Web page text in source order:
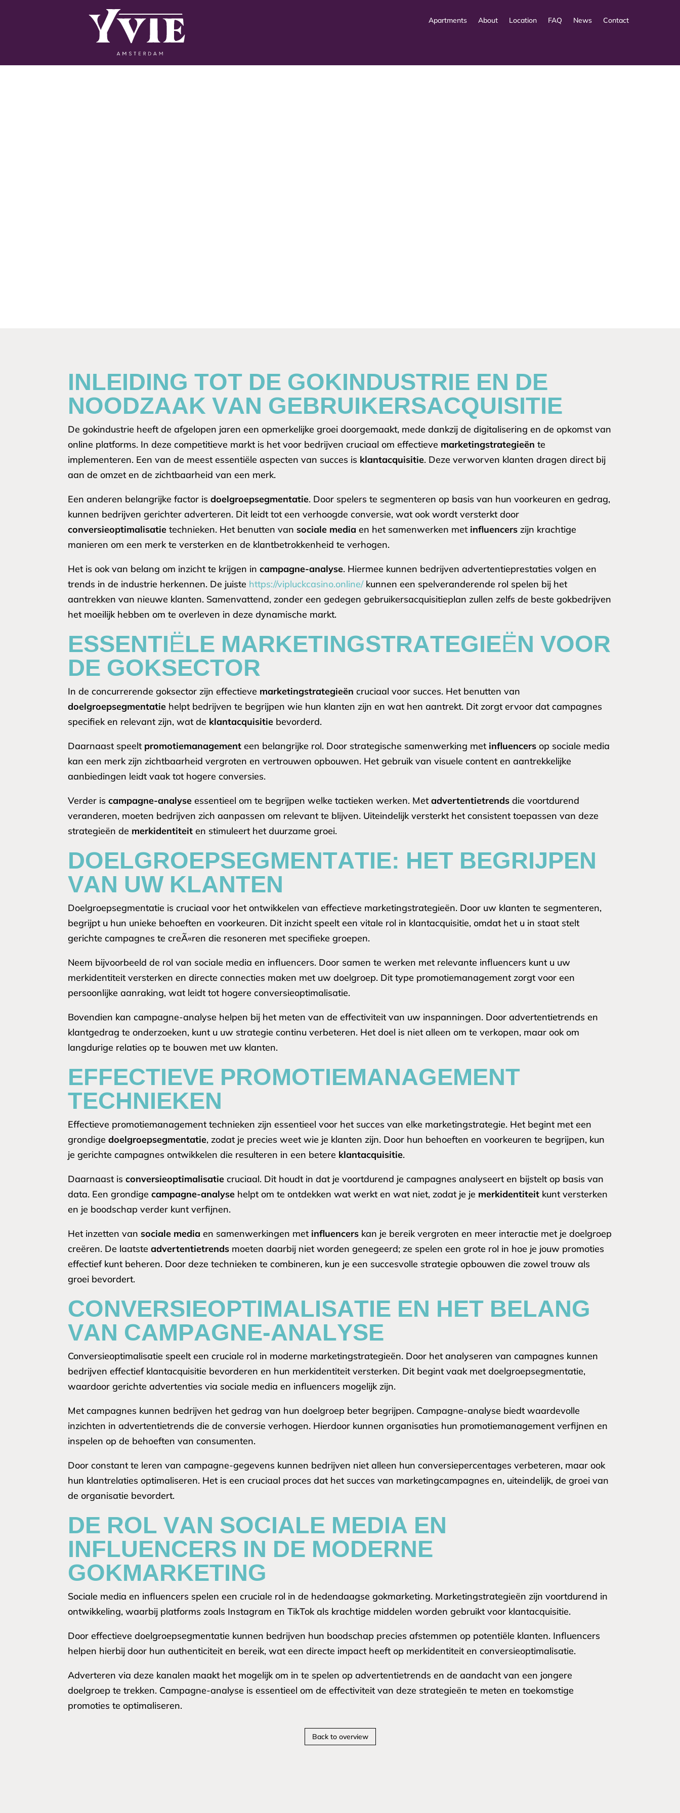
Apartments About Location FAQ News Contact
INLEIDING TOT DE GOKINDUSTRIE EN DE
NOODZAAK VAN GEBRUIKERSACQUISITIE
De gokindustrie heeft de afgelopen jaren een opmerkelijke groei doorgemaakt, mede dankzij de digitalisering en de opkomst van
online platforms. In deze competitieve markt is het voor bedrijven cruciaal om effectieve marketingstrategieën te
implementeren. Een van de meest essentiële aspecten van succes is klantacquisitie. Deze verworven klanten dragen direct bij
aan de omzet en de zichtbaarheid van een merk.
Een anderen belangrijke factor isdoelgroepsegmentatie. Door spelers te segmenteren op basis van hun voorkeuren en gedrag,
kunnen bedrijven gerichter adverteren. Dit leidt tot een verhoogde conversie, wat ook wordt versterkt door
conversieoptimalisatie technieken. Het benutten van sociale media en het samenwerken met influencers zijn krachtige
manieren om een merk te versterken en de klantbetrokkenheid te verhogen.
Het is ook van belang om inzicht te krijgen incampagne-analyse. Hiermee kunnen bedrijven advertentieprestaties volgen en
trends in de industrie herkennen. De juiste https://vipluckcasino.online/kunnen een spelveranderende rol spelen bij het
aantrekken van nieuwe klanten. Samenvattend, zonder een gedegen gebruikersacquisitieplan zullen zelfs de beste gokbedrijven
het moeilijk hebben om te overleven in deze dynamische markt.
ESSENTIËLE MARKETINGSTRATEGIEËN VOOR
DE GOKSECTOR
In de concurrerende goksector zijn effectieve marketingstrategieën cruciaal voor succes. Het benutten van
doelgroepsegmentatie helpt bedrijven te begrijpen wie hun klanten zijn en wat hen aantrekt. Dit zorgt ervoor dat campagnes
specifiek en relevant zijn, wat de klantacquisitie bevorderd.
Daarnaast speelt promotiemanagement een belangrijke rol. Door strategische samenwerking met influencers op sociale media
kan een merk zijn zichtbaarheid vergroten en vertrouwen opbouwen. Het gebruik van visuele content en aantrekkelijke
aanbiedingen leidt vaak tot hogere conversies.
Verder iscampagne-analyse essentieel om te begrijpen welke tactieken werken. Metadvertentietrends die voortdurend
veranderen, moeten bedrijven zich aanpassen om relevant te blijven. Uiteindelijk versterkt het consistent toepassen van deze
strategieën de merkidentiteit en stimuleert het duurzame groei.
DOELGROEPSEGMENTATIE: HET BEGRIJPEN
VAN UW KLANTEN
Doelgroepsegmentatie is cruciaal voor het ontwikkelen van effectieve marketingstrategieën. Door uw klanten te segmenteren,
begrijpt u hun unieke behoeften en voorkeuren. Dit inzicht speelt een vitale rol in klantacquisitie, omdat het u in staat stelt
gerichte campagnes te creÃ«ren die resoneren met specifieke groepen.
Neem bijvoorbeeld de rol van sociale media en influencers. Door samen te werken met relevante influencers kunt u uw
merkidentiteit versterken en directe connecties maken met uw doelgroep. Dit type promotiemanagement zorgt voor een
persoonlijke aanraking, wat leidt tot hogere conversieoptimalisatie.
Bovendien kan campagne-analyse helpen bij het meten van de effectiviteit van uw inspanningen. Door advertentietrends en
klantgedrag te onderzoeken, kunt u uw strategie continu verbeteren. Het doel is niet alleen om te verkopen, maar ook om
langdurige relaties op te bouwen met uw klanten.
EFFECTIEVE PROMOTIEMANAGEMENT
TECHNIEKEN
Effectieve promotiemanagement technieken zijn essentieel voor het succes van elke marketingstrategie. Het begint met een
grondigedoelgroepsegmentatie, zodat je precies weet wie je klanten zijn. Door hun behoeften en voorkeuren te begrijpen, kun
je gerichte campagnes ontwikkelen die resulteren in een betere klantacquisitie.
Daarnaast isconversieoptimalisatie cruciaal. Dit houdt in dat je voortdurend je campagnes analyseert en bijstelt op basis van
data. Een grondigecampagne-analyse helpt om te ontdekken wat werkt en wat niet, zodat je je merkidentiteit kunt versterken
en je boodschap verder kunt verfijnen.
Het inzetten van sociale media en samenwerkingen met influencers kan je bereik vergroten en meer interactie met je doelgroep
creëren. De laatsteadvertentietrends moeten daarbij niet worden genegeerd; ze spelen een grote rol in hoe je jouw promoties
effectief kunt beheren. Door deze technieken te combineren, kun je een succesvolle strategie opbouwen die zowel trouw als
groei bevordert.
CONVERSIEOPTIMALISATIE EN HET BELANG
VAN CAMPAGNE-ANALYSE
Conversieoptimalisatie speelt een cruciale rol in moderne marketingstrategieën. Door het analyseren van campagnes kunnen
bedrijven effectief klantacquisitie bevorderen en hun merkidentiteit versterken. Dit begint vaak met doelgroepsegmentatie,
waardoor gerichte advertenties via sociale media en influencers mogelijk zijn.
Met campagnes kunnen bedrijven het gedrag van hun doelgroep beter begrijpen. Campagne-analyse biedt waardevolle
inzichten in advertentietrends die de conversie verhogen. Hierdoor kunnen organisaties hun promotiemanagement verfijnen en
inspelen op de behoeften van consumenten.
Door constant te leren van campagne-gegevens kunnen bedrijven niet alleen hun conversiepercentages verbeteren, maar ook
hun klantrelaties optimaliseren. Het is een cruciaal proces dat het succes van marketingcampagnes en, uiteindelijk, de groei van
de organisatie bevordert.
DE ROL VAN SOCIALE MEDIA EN
INFLUENCERS IN DE MODERNE
GOKMARKETING
Sociale media en influencers spelen een cruciale rol in de hedendaagse gokmarketing. Marketingstrategieën zijn voortdurend in
ontwikkeling, waarbij platforms zoals Instagram en TikTok als krachtige middelen worden gebruikt voor klantacquisitie.
Door effectieve doelgroepsegmentatie kunnen bedrijven hun boodschap precies afstemmen op potentiële klanten. Influencers
helpen hierbij door hun authenticiteit en bereik, wat een directe impact heeft op merkidentiteit en conversieoptimalisatie.
Adverteren via deze kanalen maakt het mogelijk om in te spelen op advertentietrends en de aandacht van een jongere
doelgroep te trekken. Campagne-analyse is essentieel om de effectiviteit van deze strategieën te meten en toekomstige
promoties te optimaliseren.
Back to overview